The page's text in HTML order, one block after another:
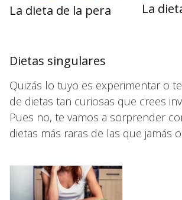
La dieta de la pera La
Dietas singulares
Quizás lo tuyo es experimentar o
de dietas tan curiosas que crees
Pues no, te vamos a sorprender
dietas más raras de las que jamás